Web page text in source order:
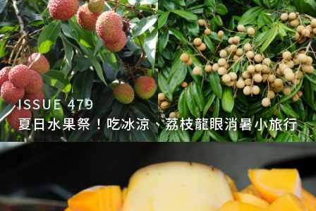
ISSUE 479
夏日水果祭！吃冰涼、荔枝龍眼消暑小旅行